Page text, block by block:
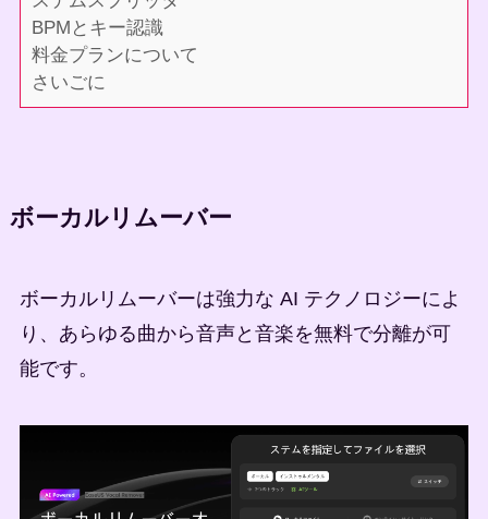
BPMとキー認識
料金プランについて
さいごに
ボーカルリムーバー
ボーカルリムーバーは強力な AI テクノロジーによ
り、あらゆる曲から音声と音楽を無料で分離が可
能です。